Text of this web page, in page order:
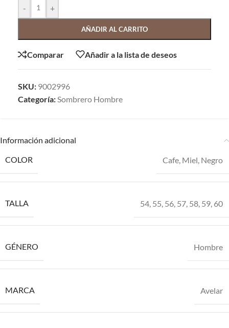
- +
AÑADIR AL CARRITO
Comparar Añadir a la lista de deseos
SKU: 9002996
Categoría:Sombrero Hombre
Información adicional
COLOR
Cafe, Miel, Negro
TALLA 54, 55, 56, 57, 58, 59, 60
GÉNERO Hombre
MARCA Avelar